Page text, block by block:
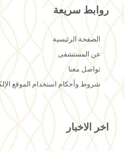
روابط سريعة
الصفحة الرئيسية
عن المستشفى
تواصل معنا
شروط وأحكام استخدام الموقع
اخر الاخبار